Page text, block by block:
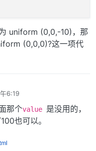
uniform (0,0,-10)，那
(0,0,0)?这一项代
6:19
那个value 是没用的，
也可以。